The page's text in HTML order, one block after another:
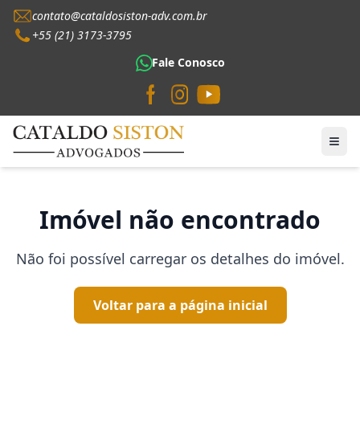
contato@cataldosiston-adv.com.br
+55 (21) 3173-3795
Fale Conosco
Imóvel não encontrado
Não foi possível carregar os detalhes do imóvel.
Voltar para a página inicial